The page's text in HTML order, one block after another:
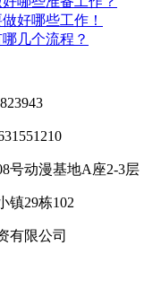
好哪些工作！
几个流程？
号动漫基地A座2-3层
镇29栋102
有限公司